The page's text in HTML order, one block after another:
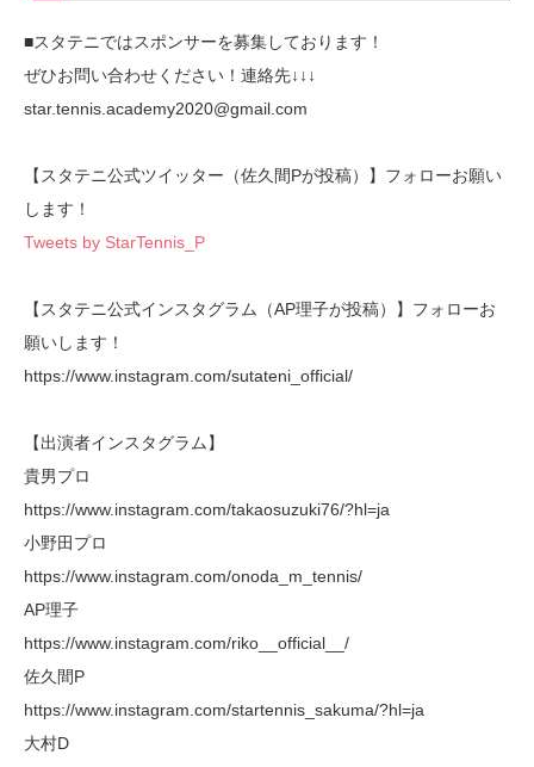
■スタテニではスポンサーを募集しております！
ぜひお問い合わせください！連絡先↓↓↓
star.tennis.academy2020@gmail.com
【スタテニ公式ツイッター（佐久間Pが投稿）】フォローお願い
します！
Tweets by StarTennis_P
【スタテニ公式インスタグラム（AP理子が投稿）】フォローお
願いします！
https://www.instagram.com/sutateni_official/
【出演者インスタグラム】
貴男プロ
https://www.instagram.com/takaosuzuki76/?hl=ja
小野田プロ
https://www.instagram.com/onoda_m_tennis/
AP理子
https://www.instagram.com/riko__official__/
佐久間P
https://www.instagram.com/startennis_sakuma/?hl=ja
大村D